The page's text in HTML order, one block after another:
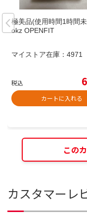
極美品(使用時間1時間
okz OPENFIT
マイストア在庫： 4971
税込
カートに入れる
この
カスタマーレ